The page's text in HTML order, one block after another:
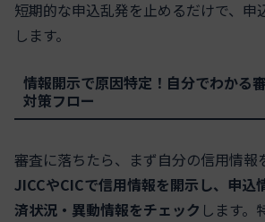
短期的な申込乱発を止めるだけで、申
します。
情報開示で原因特定！自分でわかる
対策フロー
審査に落ちたら、まず自分の信用情報
JICCやCICで信用情報を開示し、申込
済状況・異動情報をチェック します。